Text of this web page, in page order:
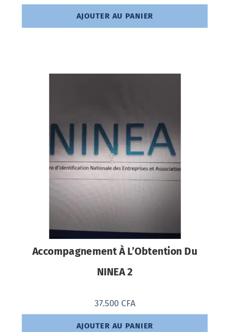
AJOUTER AU PANIER
Accompagnement À L’Obtention Du
NINEA 2
37.500 CFA
AJOUTER AU PANIER